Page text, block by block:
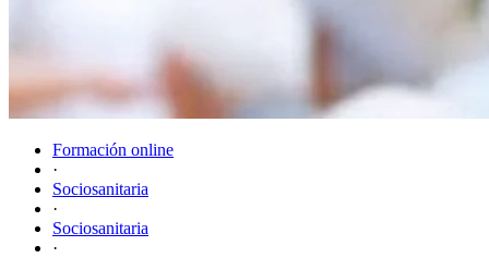
Formación online
·
Sociosanitaria
·
Sociosanitaria
·